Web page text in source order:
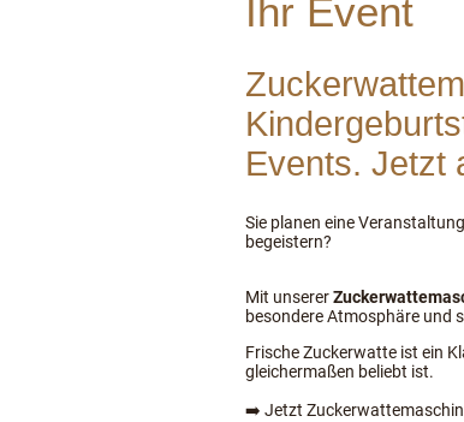
Ihr Event
Events. Jetzt
Sie planen eine Veranstaltung
begeistern?
Mit unserer
besondere Atmosphäre und
Frische Zuckerwatte ist ein
gleichermaßen beliebt ist.
➡️ Jetzt